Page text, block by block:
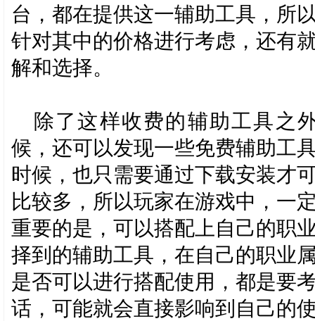
台，都在提供这一辅助工具，所
针对其中的价格进行考虑，还有
解和选择。
除了这样收费的辅助工具之
候，还可以发现一些免费辅助工
时候，也只需要通过下载安装才
比较多，所以玩家在游戏中，一
重要的是，可以搭配上自己的职
择到的辅助工具，在自己的职业
是否可以进行搭配使用，都是要
话，可能就会直接影响到自己的